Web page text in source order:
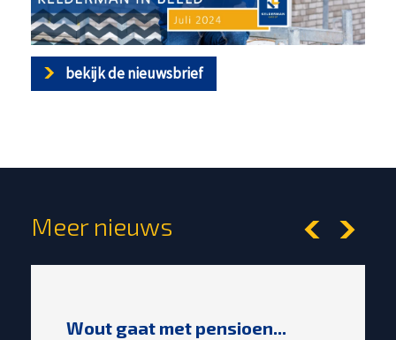
bekijk de nieuwsbrief
Meer nieuws
Wout gaat met pensioen...